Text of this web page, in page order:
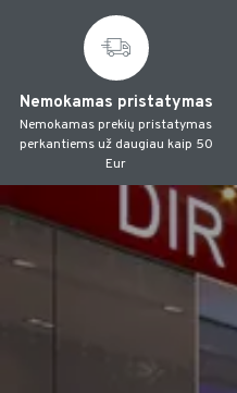
Nemokamas pristatymas
Nemokamas prekių pristatymas
perkantiems už daugiau kaip 50
Eur